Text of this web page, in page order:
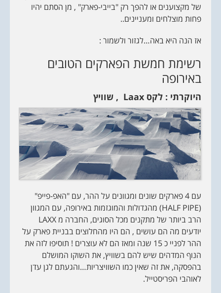
של מקצוענים או להפך רק "בייבי-פארק" , מן הסתם יהיו
פחות מוצלחים ומעניינים..
אז הנה היא באה…לגזור ולשמור :
רשימת חמשת הפארקים הטובים
באירופה
היוקרתי : לקס Laax , שוויץ
עם 4 פארקים שונים ומגוונים על ההר, עם "האפ-פייפ"
(HALF PIPE) מהגדולות והמוגזמות באירופה, עם המגוון
הרב ביותר של מתקנים מכל הסוגים, החברה מ LAXX
יודעים מה הם עושים , הם היו מהחלוצים בבניית פארק על
ההר לפניי כ 15 שנה ומאז הם לא עוצרים ! תוסיפו לזה את
הנוף המדהים שיש להם בשוויץ, את השוקו המושלם
בהפסקה, את זה שאין כמו השוויצריות…והגעתם לגן עדן
לאוהבי הפריסטייל.